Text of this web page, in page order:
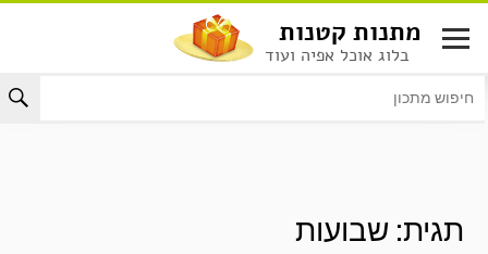
לתוכן
מתנות קטנות
בלוג אוכל אפיה ועוד
תגית:שבועות